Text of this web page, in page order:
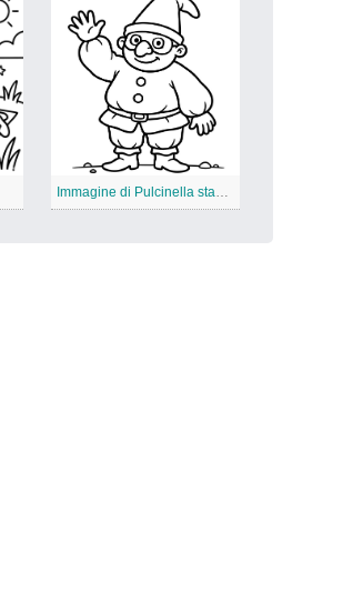
Immagine di Pulcinella stampabile